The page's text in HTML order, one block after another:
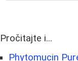
Pročitajte i...
Phytomucin